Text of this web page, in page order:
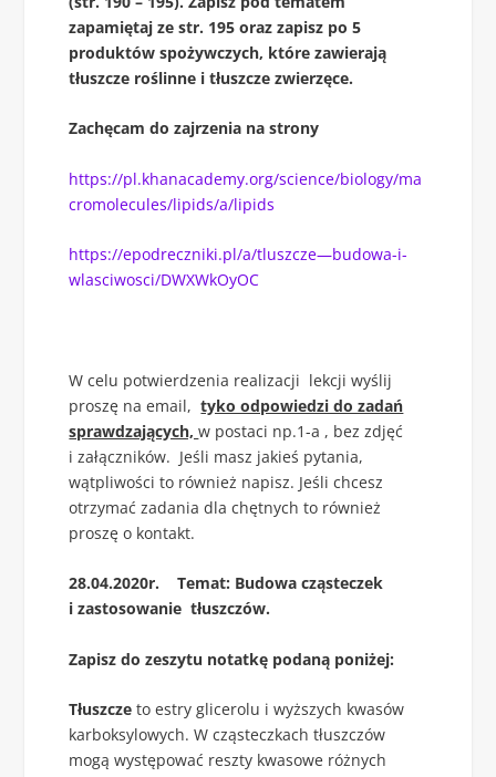
zapamiętaj ze str. 195 oraz zapisz po 5
produktów spożywczych, które zawierają
tłuszcze roślinne i tłuszcze zwierzęce.
Zachęcam do zajrzenia na strony
https://pl.khanacademy.org/science/biology/ma
cromolecules/lipids/a/lipids
https://epodreczniki.pl/a/tluszcze—budowa-i-
wlasciwosci/DWXWkOyOC
W celu potwierdzenia realizacji lekcji wyślij
proszę na email,tyko odpowiedzi do zadań
sprawdzających,w postaci np.1-a , bez zdjęć
i załączników. Jeśli masz jakieś pytania,
wątpliwości to również napisz. Jeśli chcesz
otrzymać zadania dla chętnych to również
proszę o kontakt.
28.04.2020r. Temat: Budowa cząsteczek
i zastosowanie tłuszczów.
Zapisz do zeszytu notatkę podaną poniżej:
Tłuszcze to estry glicerolu i wyższych kwasów
karboksylowych. W cząsteczkach tłuszczów
mogą występować reszty kwasowe różnych